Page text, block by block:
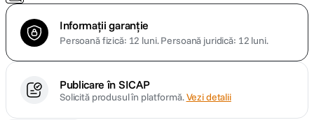
10. insta 360
Informații garanție
Persoană fizică: 12 luni.Persoană juridică: 12 luni.
Publicare în SICAP
Solicită produsul în platformă.Vezi detalii